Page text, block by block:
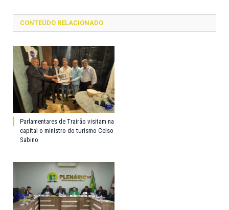
CONTEÚDO RELACIONADO
Parlamentares de Trairão visitam na
capital o ministro do turismo Celso
Sabino